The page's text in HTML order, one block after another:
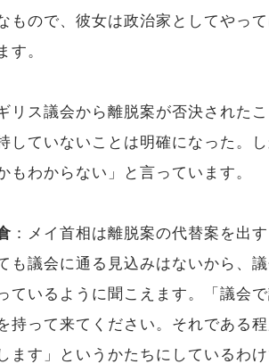
もので、彼女は政治家としてやっ
す。
リス議会から離脱案が否決された
していないことは明確になった。
もわからない」と言っています。
：メイ首相は離脱案の代替案を出
も議会に通る見込みはないから、
ているように聞こえます。「議会
持って来てください。それである
ます」というかたちにしているわけ